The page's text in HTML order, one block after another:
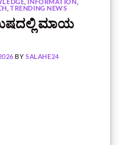
,TRENDING NEWS
ಮಾಯ
BYSALAHE24